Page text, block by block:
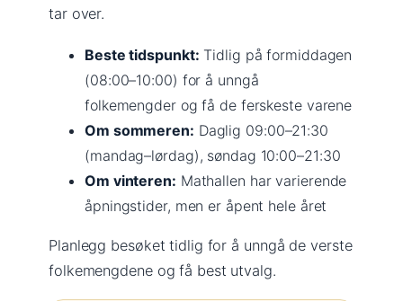
tar over.
Beste tidspunkt: Tidlig på formiddagen
(08:00–10:00) for å unngå
folkemengder og få de ferskeste varene
Om sommeren: Daglig 09:00–21:30
(mandag–lørdag), søndag 10:00–21:30
Om vinteren: Mathallen har varierende
åpningstider, men er åpent hele året
Planlegg besøket tidlig for å unngå de verste
folkemengdene og få best utvalg.